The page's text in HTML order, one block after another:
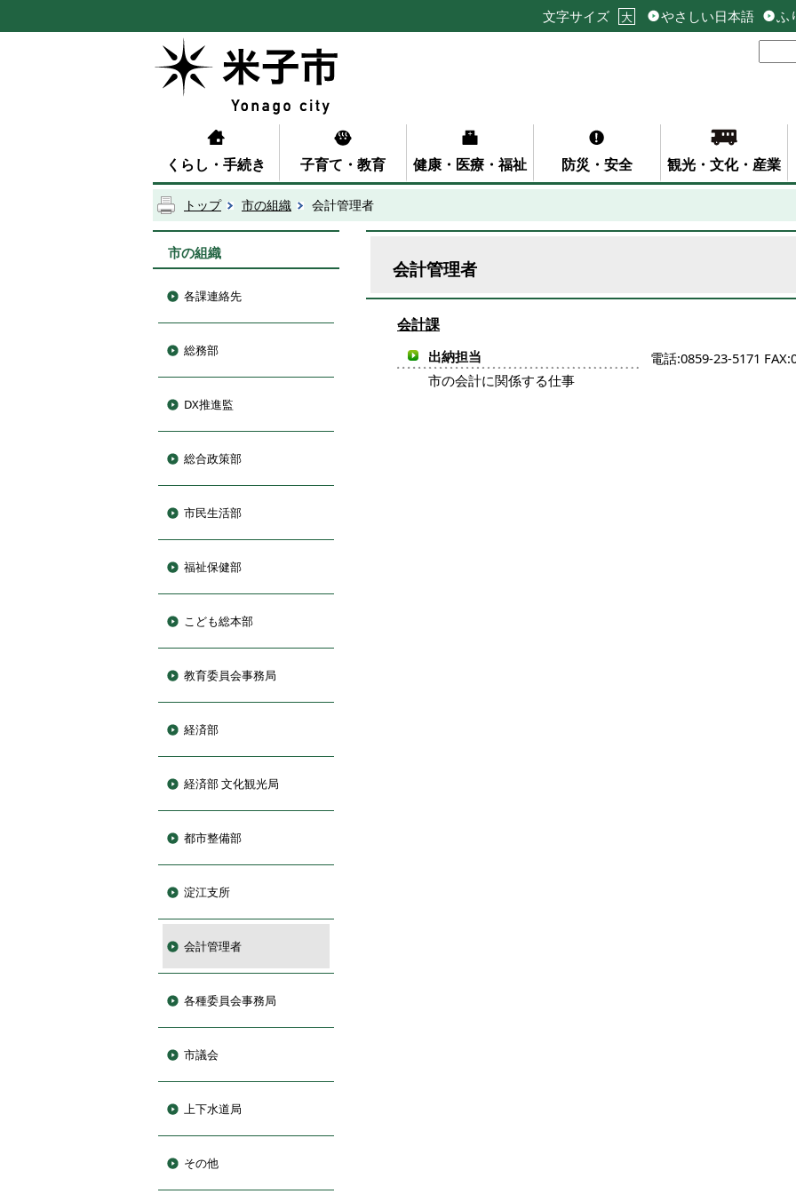
文字サイズ 大 やさしい日本語 ふ
くらし・手続き 子育て・教育 健康・医療・福祉 防災・安全 観光・文化・産業
トップ 市の組織 会計管理者
市の組織
各課連絡先
総務部
DX推進監
総合政策部
市民生活部
福祉保健部
こども総本部
教育委員会事務局
経済部
経済部 文化観光局
都市整備部
淀江支所
会計管理者
各種委員会事務局
市議会
上下水道局
その他
会計管理者
会計課
出納担当
電話:0859-23-5171
市の会計に関係する仕事